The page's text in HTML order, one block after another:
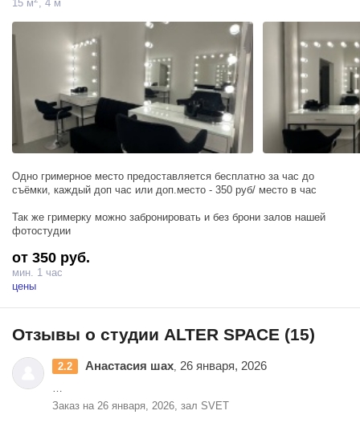
При брони от двух часов 2950₽/час
В стоимость входит либо один постоянный источник, либо два
импульсных на выбор.
*важно, двери со стеклами, за ними другой зал, откуда может
проникать свет, если вам важно контролировать этот момент,
необходимо бронировать оба зала.
15 м , 4 м
Одно гримерное место предоставляется бесплатно за час до
съёмки, каждый доп час или доп.место - 350 руб/ место в час
Так же гримерку можно забронировать и без брони залов нашей
фотостудии
от 350 руб.
мин. 1 час
цены
Отзывы о студии ALTER SPACE (15)
2.2 Анастасия шах 26 января, 2026
Заказ на 26 января, 2026, зал SVET